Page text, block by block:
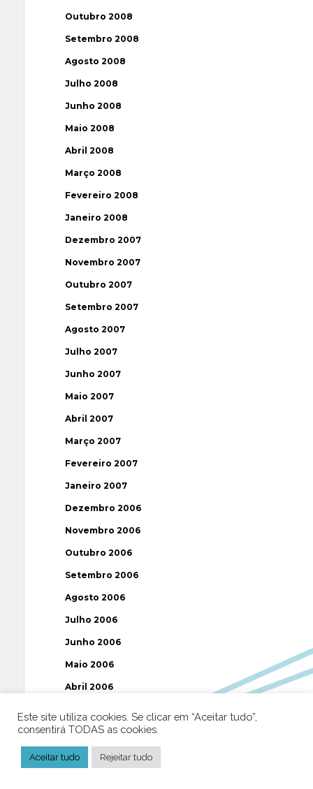
Outubro 2008
Setembro 2008
Agosto 2008
Julho 2008
Junho 2008
Maio 2008
Abril 2008
Março 2008
Fevereiro 2008
Janeiro 2008
Dezembro 2007
Novembro 2007
Outubro 2007
Setembro 2007
Agosto 2007
Julho 2007
Junho 2007
Maio 2007
Abril 2007
Março 2007
Fevereiro 2007
Janeiro 2007
Dezembro 2006
Novembro 2006
Outubro 2006
Setembro 2006
Agosto 2006
Julho 2006
Junho 2006
Maio 2006
Abril 2006
Fevereiro 2006
Janeiro 2006
Este site utiliza cookies. Se clicar em “Aceitar tudo”,
consentirá TODAS as cookies.
Aceitar tudo Rejeitar tudo